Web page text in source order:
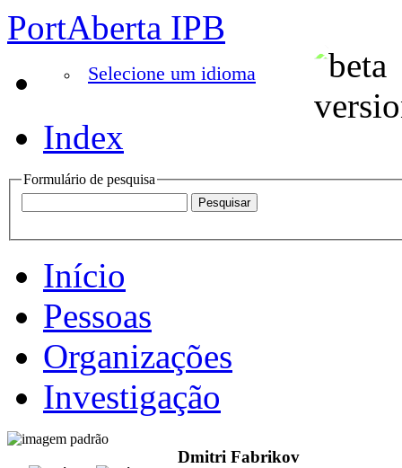
PortAberta IPB
Selecione um idioma
Index
Formulário de pesquisa
Início
Pessoas
Organizações
Investigação
Dmitri Fabrikov